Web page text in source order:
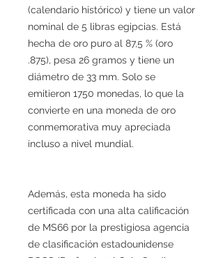
(calendario histórico) y tiene un valor
nominal de 5 libras egipcias. Está
hecha de oro puro al 87,5 % (oro
.875), pesa 26 gramos y tiene un
diámetro de 33 mm. Solo se
emitieron 1750 monedas, lo que la
convierte en una moneda de oro
conmemorativa muy apreciada
incluso a nivel mundial.
Además, esta moneda ha sido
certificada con una alta calificación
de MS66 por la prestigiosa agencia
de clasificación estadounidense